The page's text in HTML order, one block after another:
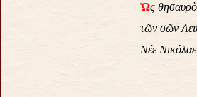
Ὡς
τῶν σῶν
Νέε Νικόλαε